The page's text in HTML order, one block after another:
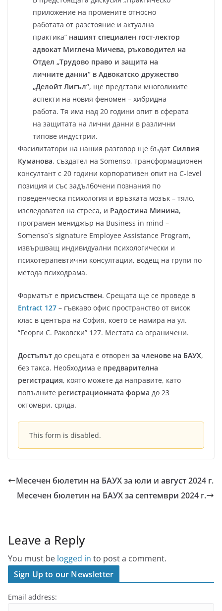
приложение на промените относно
работата от разстояние и актуална
практика“ нашият специален гост-лектор
адвокат Миглена Мичева, ръководител на
Отдел „Трудово право и защита на
личните данни“ в Адвокатско дружество
„Делойт Лигъл“, ще представи многоликите
аспекти на новия феномен – хибридна
работа. Тя има над 20 години опит в сферата
на защитата на лични данни в различни
типове индустрии.
Фасилитатори на нашия разговор ще бъдат Силвия
Куманова, създател на Somenso, трансформационен
консултант с 20 години корпоративен опит на С-level
позиция и със задълбочени познания по
поведенческа психология и връзката мозък – тяло,
изследовател на стреса, и Радостина Минина,
програмен мениджър на Business in mind –
Somenso`s signature Employee Assistance Program,
извършващ индивидуални психологически и
психотерапевтични консултации, водещ на групи по
метода психодрама.
Форматът е присъствен. Срещата ще се проведе в
Entract 127 – гъвкаво офис пространство от висок
клас в центъра на София, което се намира на ул.
“Георги С. Раковски” 127. Местата са ограничени.
Достъпът до срещата е отворен за членове на БАУХ,
без такса. Необходима е предварителна
регистрация, която можете да направите, като
попълните регистрационната форма до 23
октомври, сряда.
This form is disabled.
Месечен бюлетин на БАУХ за юли и август 2024 г.
Месечен бюлетин на БАУХ за септември 2024 г.
Leave a Reply
You must be logged in to post a comment.
Sign Up to our Newsletter
Email address: